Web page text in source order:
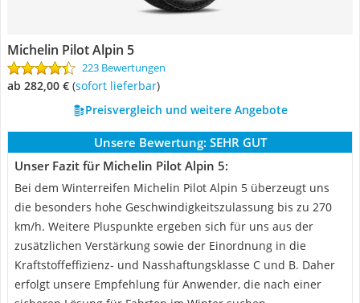
Michelin Pilot Alpin 5
223 Bewertungen
ab 282,00 € ( Sofort lieferbar)
Preisvergleich und weitere Angebote
Unsere Bewertung: SEHR GUT
Unser Fazit für Michelin Pilot Alpin 5:
Bei dem Winterreifen Michelin Pilot Alpin 5 überzeugt uns
die besonders hohe Geschwindigkeitszulassung bis zu 270
km/h. Weitere Pluspunkte ergeben sich für uns aus der
zusätzlichen Verstärkung sowie der Einordnung in die
Kraftstoffeffizienz- und Nasshaftungsklasse C und B. Daher
erfolgt unsere Empfehlung für Anwender, die nach einer